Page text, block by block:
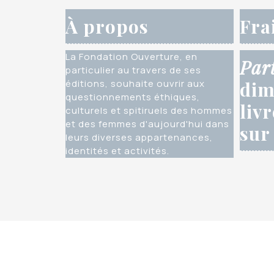
À propos
La Fondation Ouverture, en
particulier au travers de ses
éditions, souhaite ouvrir aux
questionnements éthiques,
culturels et spitiruels des hommes
et des femmes d'aujourd'hui dans
leurs diverses appartenances,
identités et activités.
sur